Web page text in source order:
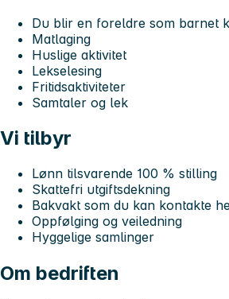
Du blir en foreldre som barnet
Matlaging
Huslige aktivitet
Lekselesing
Fritidsaktiviteter
Samtaler og lek
Vi tilbyr
Lønn tilsvarende 100 % stilling
Skattefri utgiftsdekning
Bakvakt som du kan kontakte
Oppfølging og veiledning
Hyggelige samlinger
Om bedriften